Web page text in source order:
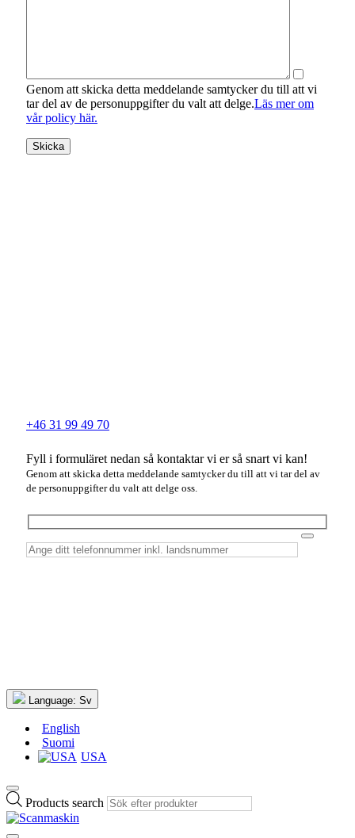
Genom att skicka detta meddelande samtycker du till att vi
tar del av de personuppgifter du valt att delge.Läs mer om
vår policy här.
Skicka
+46 31 99 49 70
Fyll i formuläret nedan så kontaktar vi er så snart vi kan!
Genom att skicka detta meddelande samtycker du till att vi tar del av
de personuppgifter du valt att delge oss.
Language: Sv
English
Suomi
USA
Products search